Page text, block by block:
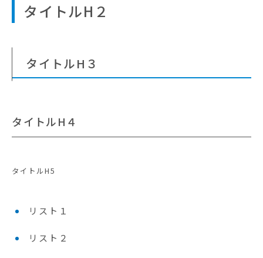
タイトルH２
タイトルH３
タイトルH４
タイトルH5
リスト１
リスト２